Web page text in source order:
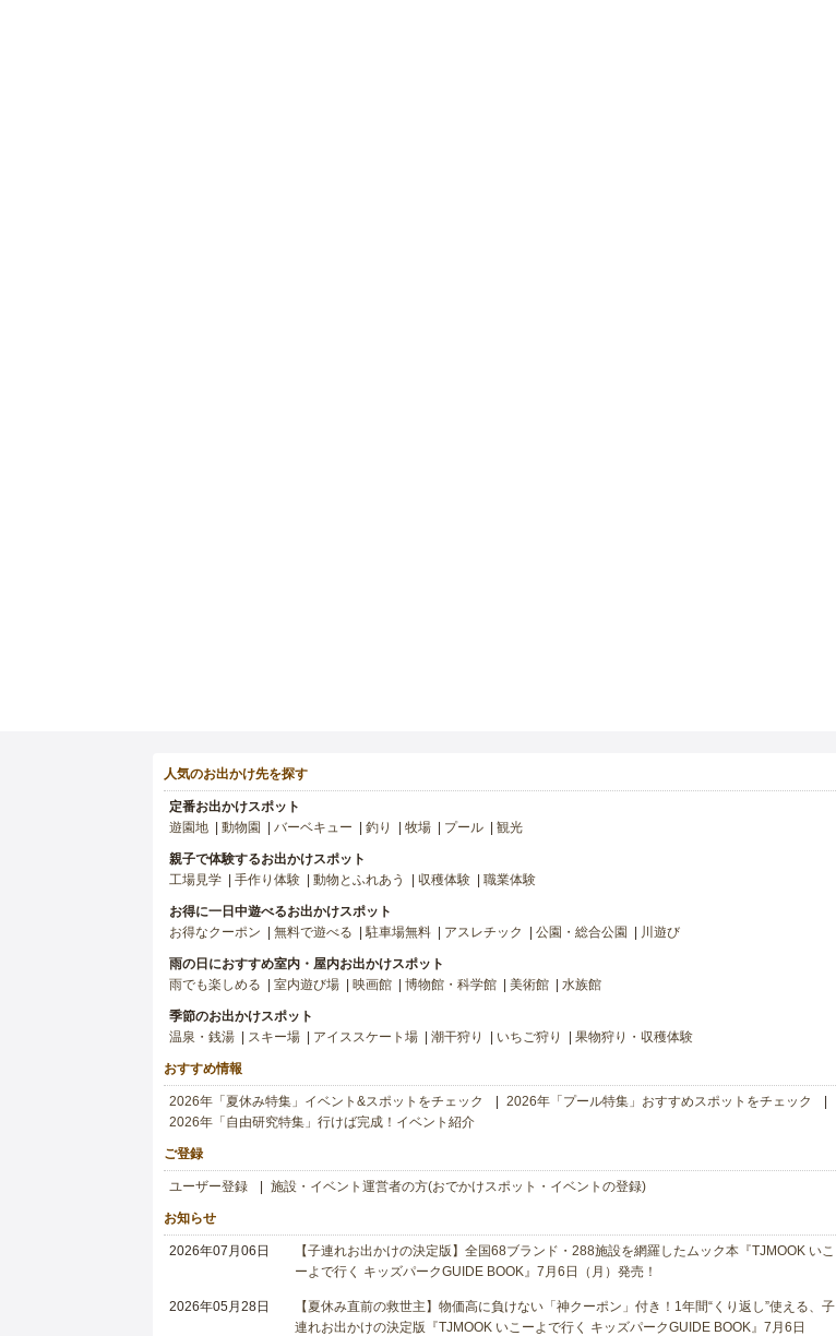
人気のお出かけ先を探す
定番お出かけスポット
遊園地
動物園 バーベキュー 釣り 牧場 プール 観光
親子で体験するお出かけスポット
工場見学
手作り体験 動物とふれあう 収穫体験 職業体験
お得に一日中遊べるお出かけスポット
お得なクーポン
無料で遊べる 駐車場無料 アスレチック 公園・総合公園 川遊び
雨の日におすすめ室内・屋内お出かけスポット
雨でも楽しめる
室内遊び場 映画館 博物館・科学館 美術館 水族館
季節のお出かけスポット
温泉・銭湯
スキー場 アイススケート場 潮干狩り いちご狩り 果物狩り・収穫体験
おすすめ情報
2026年「夏休み特集」イベント&スポットをチェック
2026年「プール特集」おすすめスポットをチェック
2026年「自由研究特集」行けば完成！イベント紹介
ご登録
ユーザー登録 施設・イベント運営者の方(おでかけスポット・イベントの登録)
お知らせ
2026年07月06日
【子連れお出かけの決定版】全国68ブランド・288施設を網羅したムック本『TJMOOK いこ
ーよで行く キッズパークGUIDE BOOK』7月6日（月）発売！
2026年05月28日
【夏休み直前の救世主】物価高に負けない「神クーポン」付き！1年間“くり返し”使える、子
連れお出かけの決定版『TJMOOK いこーよで行く キッズパークGUIDE BOOK』7月6日